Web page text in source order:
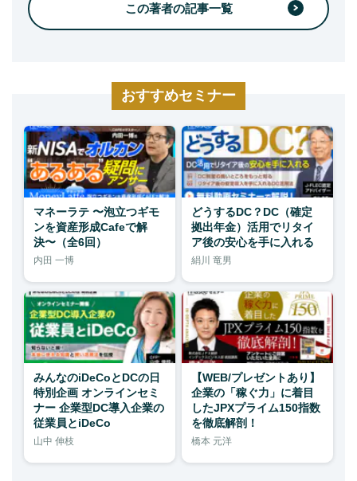
この著者の記事一覧
おすすめセミナー
マネーラテ 〜泡立つギモ
ンを資産形成Cafeで解
決〜（全6回）
内田 一博
どうするDC？DC（確定
拠出年金）活用でリタイ
ア後の安心を手に入れる
絹川 竜男
みんなのiDeCoとDCの日
特別企画 オンラインセミ
ナー 企業型DC導入企業の
従業員とiDeCo
山中 伸枝
【WEB/プレゼントあり】
企業の「稼ぐ力」に着目
したJPXプライム150指数
を徹底解剖！
橋本 元洋